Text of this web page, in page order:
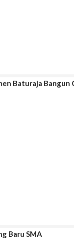
Baturaja Bangun
Baru SMA